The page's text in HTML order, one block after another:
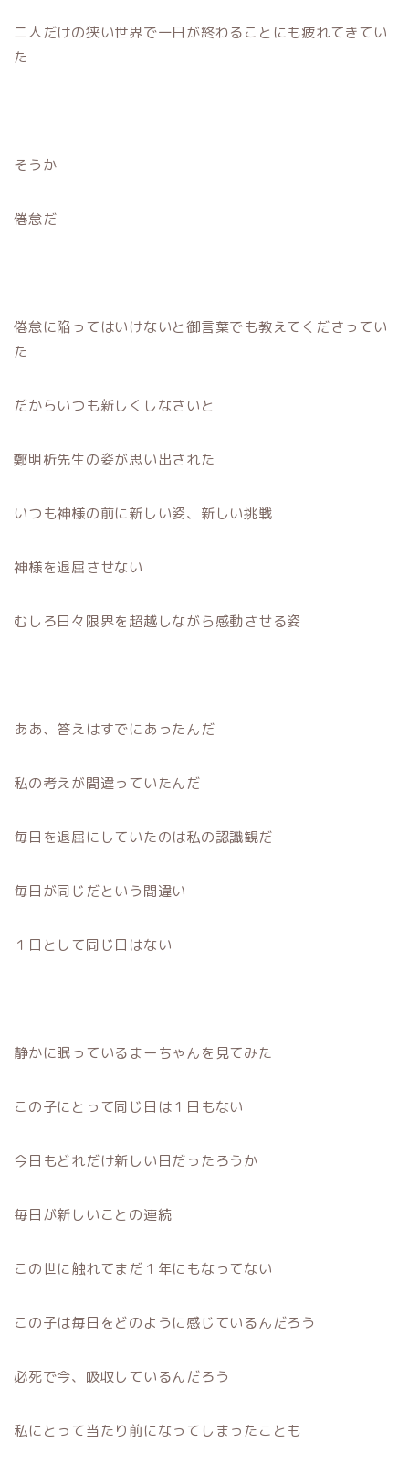
二人だけの狭い世界で一日が終わることにも疲れてきてい
た
そうか
倦怠だ
倦怠に陥ってはいけないと御言葉でも教えてくださってい
た
だからいつも新しくしなさいと
鄭明析先生の姿が思い出された
いつも神様の前に新しい姿、新しい挑戦
神様を退屈させない
むしろ日々限界を超越しながら感動させる姿
ああ、答えはすでにあったんだ
私の考えが間違っていたんだ
毎日を退屈にしていたのは私の認識観だ
毎日が同じだという間違い
１日として同じ日はない
静かに眠っているまーちゃんを見てみた
この子にとって同じ日は１日もない
今日もどれだけ新しい日だったろうか
毎日が新しいことの連続
この世に触れてまだ１年にもなってない
この子は毎日をどのように感じているんだろう
必死で今、吸収しているんだろう
私にとって当たり前になってしまったことも